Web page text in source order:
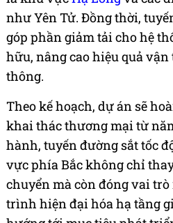
như Yên Tử. Đồng thời,
góp phần giảm tải cho hệ
hữu, nâng cao hiệu quả
thông.
Theo kế hoạch, dự án sẽ
khai thác thương mại từ
hành, tuyến đường sắt tốc
vực phía Bắc không chỉ
chuyển mà còn đóng vai
trình hiện đại hóa hạ tầng